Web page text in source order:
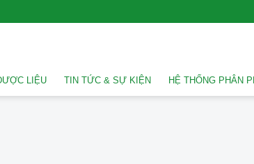
LIỆU TIN TỨC & SỰ KIỆN HỆ THỐNG PHÂN